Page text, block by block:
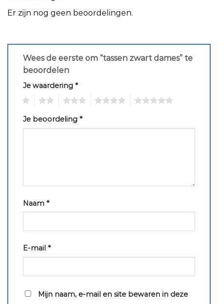
Er zijn nog geen beoordelingen.
Wees de eerste om “tassen zwart dames” te
beoordelen
Je waardering *
Je beoordeling *
Naam *
E-mail *
Mijn naam, e-mail en site bewaren in deze